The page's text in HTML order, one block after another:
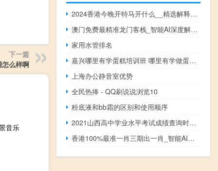
下一篇
么样啊
音乐
2024香港今晚开特马开什么__精选解释落实-1760.XM0.113
澳门免费最精准龙门客栈_智能AI深度解析_爱采购版v47.08.332
家用水管排名
嘉兴哪里有学蛋糕培训班 哪里有学做蛋糕的培训班
上海办公静音室优势
全民热捧 - QQ刷说说浏览10
粉底液和bb霜的区别和使用顺序
2021山西高中学业水平考试成绩查询时间 山西省学业水平测试
香港100%最准一肖三期出一肖_智能AI深度解析_文心一言5G.213.1.708